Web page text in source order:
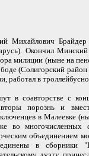
Михайлович
Окончил
милиции (ныне на
(Солигорский
работал в
в соавторстве с
порознь и
в Малеевке
во
объединением
в сборники